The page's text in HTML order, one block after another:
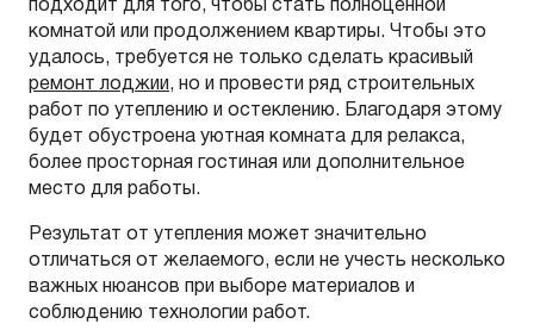
подходит для того, чтобы стать полноценной
комнатой или продолжением квартиры. Чтобы это
удалось, требуется не только сделать красивый
ремонт лоджии , но и провести ряд строительных
работ по утеплению и остеклению. Благодаря этому
будет обустроена уютная комната для релакса,
более просторная гостиная или дополнительное
место для работы.
Результат от утепления может значительно
отличаться от желаемого, если не учесть несколько
важных нюансов при выборе материалов и
соблюдению технологии работ.